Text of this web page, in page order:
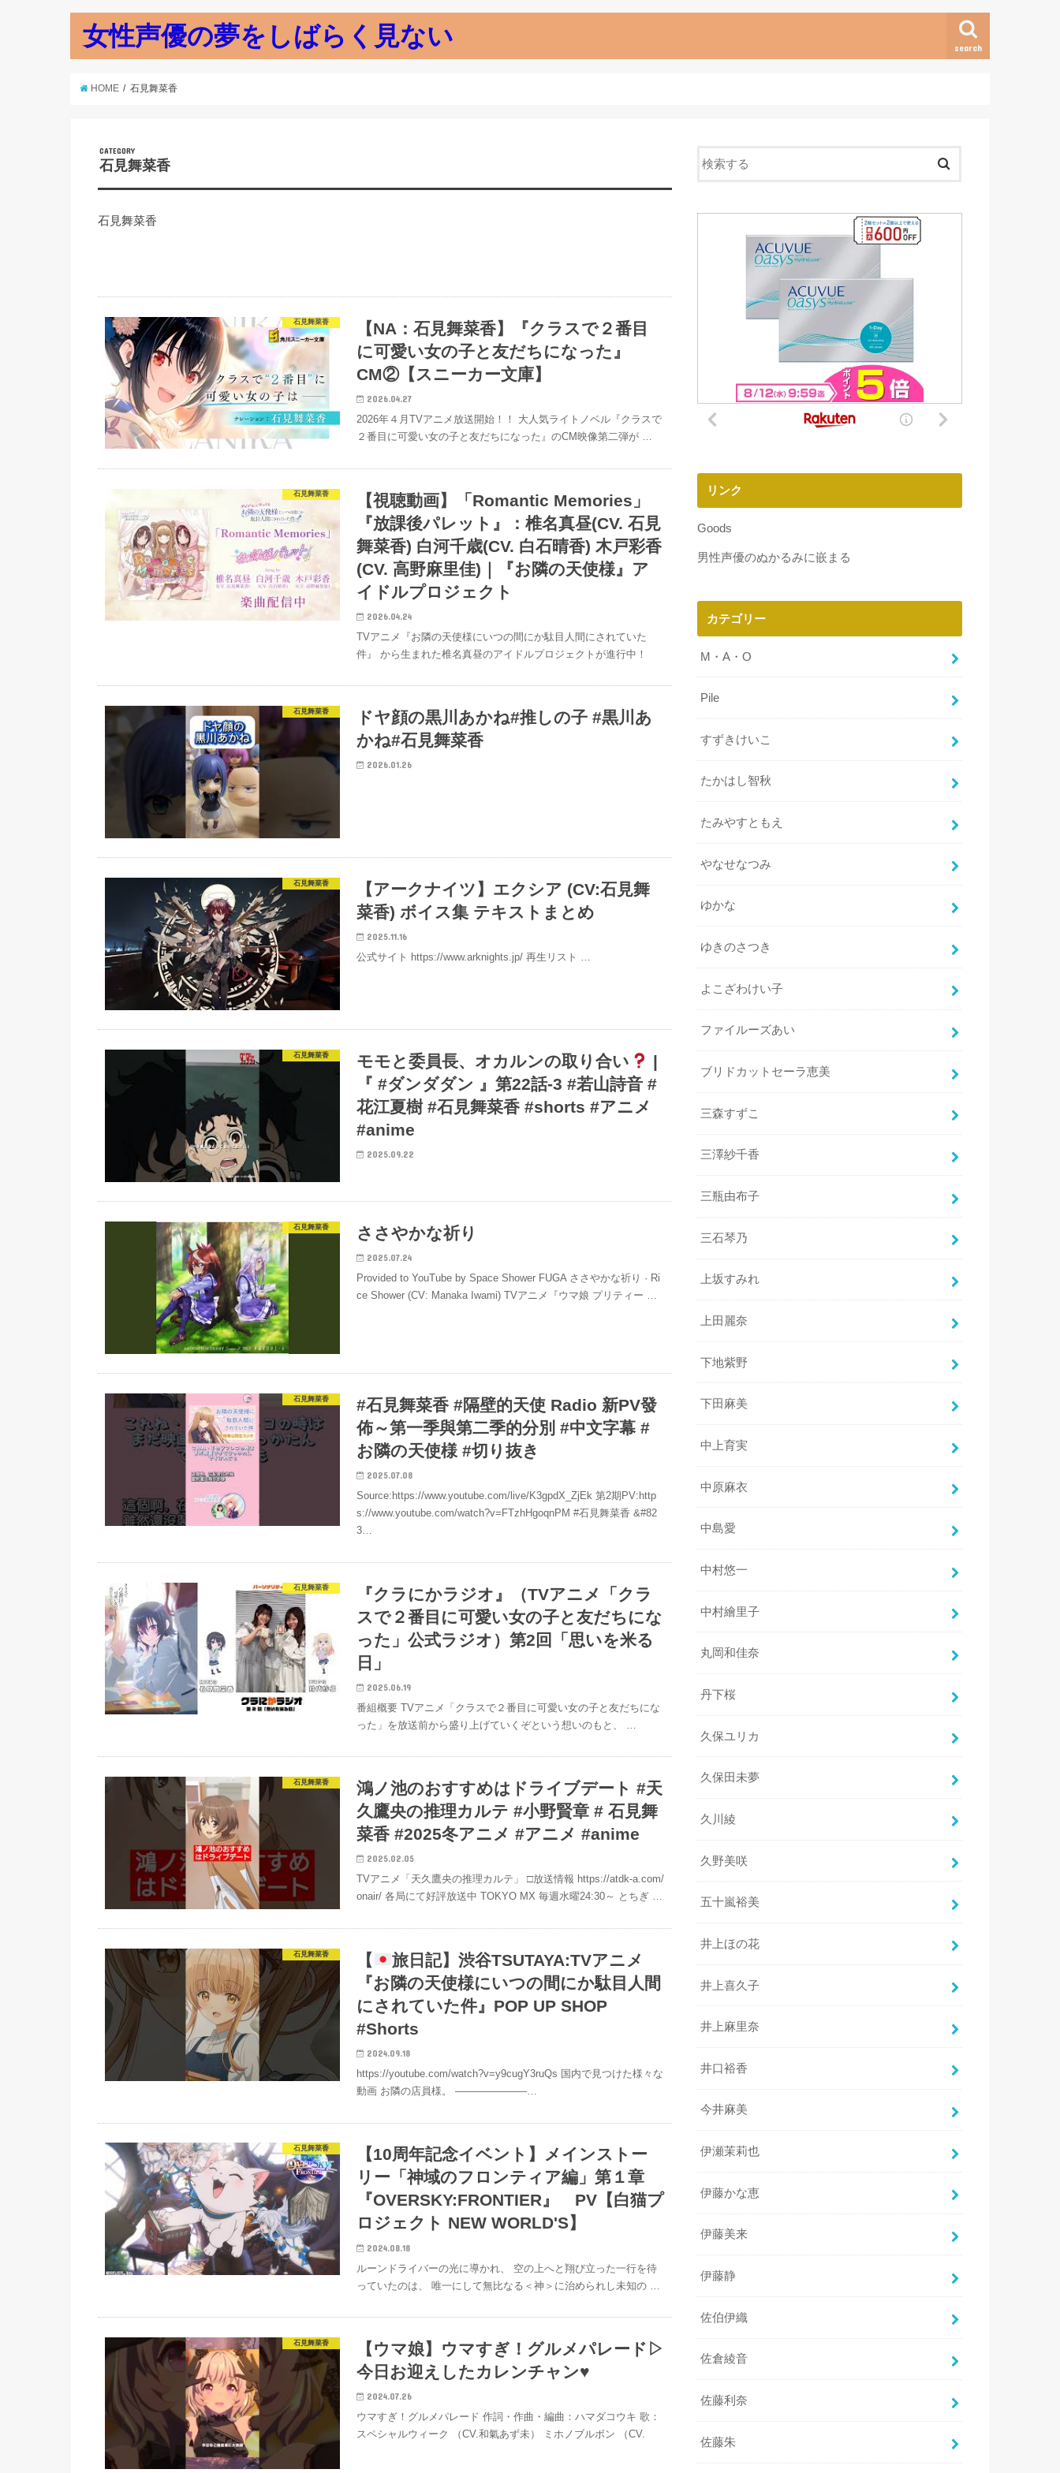
女性声優の夢をしばらく見ない search
HOME 石見舞菜香
CATEGORY
石見舞菜香
石見舞菜香
石見舞菜香
【NA：石見舞菜香】『クラスで２番目
に可愛い女の子と友だちになった』
CM②【スニーカー文庫】
2026.04.27
2026年４月TVアニメ放送開始！！ 大人気ライトノベル『クラスで
２番目に可愛い女の子と友だちになった』のCM映像第二弾が …
石見舞菜香
【視聴動画】「Romantic Memories」
『放課後パレット』：椎名真昼(CV. 石見
舞菜香) 白河千歳(CV. 白石晴香) 木戸彩香
(CV. 高野麻里佳)｜『お隣の天使様』ア
イドルプロジェクト
2026.04.24
TVアニメ『お隣の天使様にいつの間にか駄目人間にされていた
件』 から生まれた椎名真昼のアイドルプロジェクトが進行中！
石見舞菜香
ドヤ顔の黒川あかね#推しの子 #黒川あ
かね#石見舞菜香
2026.01.26
石見舞菜香
【アークナイツ】エクシア (CV:石見舞
菜香) ボイス集 テキストまとめ
2025.11.16
公式サイト https://www.arknights.jp/ 再生リスト …
石見舞菜香 モモと委員長、オカルンの取り合い
|
『 #ダンダダン 』第22話-3 #若山詩音 #
花江夏樹 #石見舞菜香 #shorts #アニメ
#anime
2025.09.22
石見舞菜香 ささやかな祈り
2025.07.24
Provided to YouTube by Space Shower FUGA ささやかな祈り · Ri
ce Shower (CV: Manaka Iwami) TVアニメ『ウマ娘 プリティー …
石見舞菜香
#石見舞菜香 #隔壁的天使 Radio 新PV發
佈～第一季與第二季的分別 #中文字幕 #
お隣の天使様 #切り抜き
2025.07.08
Source:https://www.youtube.com/live/K3gpdX_ZjEk 第2期PV:http
s://www.youtube.com/watch?v=FTzhHgoqnPM #石見舞菜香 &#82
3…
石見舞菜香
『クラにかラジオ』（TVアニメ「クラ
スで２番目に可愛い女の子と友だちにな
った」公式ラジオ）第2回「思いを米る
日」
2025.06.19
番組概要 TVアニメ「クラスで２番目に可愛い女の子と友だちにな
った」を放送前から盛り上げていくぞという想いのもと、 …
石見舞菜香
鴻ノ池のおすすめはドライブデート #天
久鷹央の推理カルテ #小野賢章 # 石見舞
菜香 #2025冬アニメ #アニメ #anime
2025.02.05
TVアニメ「天久鷹央の推理カルテ」 □放送情報 https://atdk-a.com/
onair/ 各局にて好評放送中 TOKYO MX 毎週水曜24:30～ とちぎ …
石見舞菜香 【
旅日記】渋谷TSUTAYA:TVアニメ
『お隣の天使様にいつの間にか駄目人間
にされていた件』POP UP SHOP
#Shorts
2024.09.18
https://youtube.com/watch?v=y9cugY3ruQs 国内で見つけた様々な
動画 お隣の店員様。 ———————…
石見舞菜香
【10周年記念イベント】メインストー
リー「神域のフロンティア編」第１章
『OVERSKY:FRONTIER』 PV【白猫プ
ロジェクト NEW WORLD'S】
2024.08.18
ルーンドライバーの光に導かれ、 空の上へと翔び立った一行を待
っていたのは、 唯一にして無比なる＜神＞に治められし未知の …
石見舞菜香
【ウマ娘】ウマすぎ！グルメパレード▷
今日お迎えしたカレンチャン♥︎
2024.07.26
ウマすぎ！グルメパレード 作詞・作曲・編曲：ハマダコウキ 歌：
スペシャルウィーク （CV.和氣あず未） ミホノブルボン （CV.
リンク
Goods
男性声優のぬかるみに嵌まる
カテゴリー
M・A・O
Pile
すずきけいこ
たかはし智秋
たみやすともえ
やなせなつみ
ゆかな
ゆきのさつき
よこざわけい子
ファイルーズあい
ブリドカットセーラ恵美
三森すずこ
三澤紗千香
三瓶由布子
三石琴乃
上坂すみれ
上田麗奈
下地紫野
下田麻美
中上育実
中原麻衣
中島愛
中村悠一
中村繪里子
丸岡和佳奈
丹下桜
久保ユリカ
久保田未夢
久川綾
久野美咲
五十嵐裕美
井上ほの花
井上喜久子
井上麻里奈
井口裕香
今井麻美
伊瀬茉莉也
伊藤かな恵
伊藤美来
伊藤静
佐伯伊織
佐倉綾音
佐藤利奈
佐藤朱